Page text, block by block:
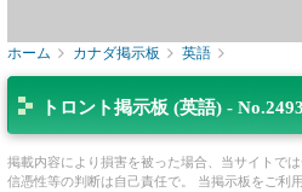
ホーム カナダ掲示板 英語
トロント掲示板 (英語) -
掲載内容により損害を被った場合、当サイトで
信憑性等の判断は自己責任で。 当掲示板をご利